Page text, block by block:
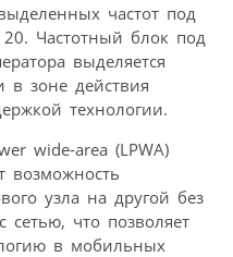
частот под
Частотный блок под
выделяется
в зоне действия
технологии.
wide-area (LPWA)
возможность
узла на другой без
сетью, что позволяет
в мобильных